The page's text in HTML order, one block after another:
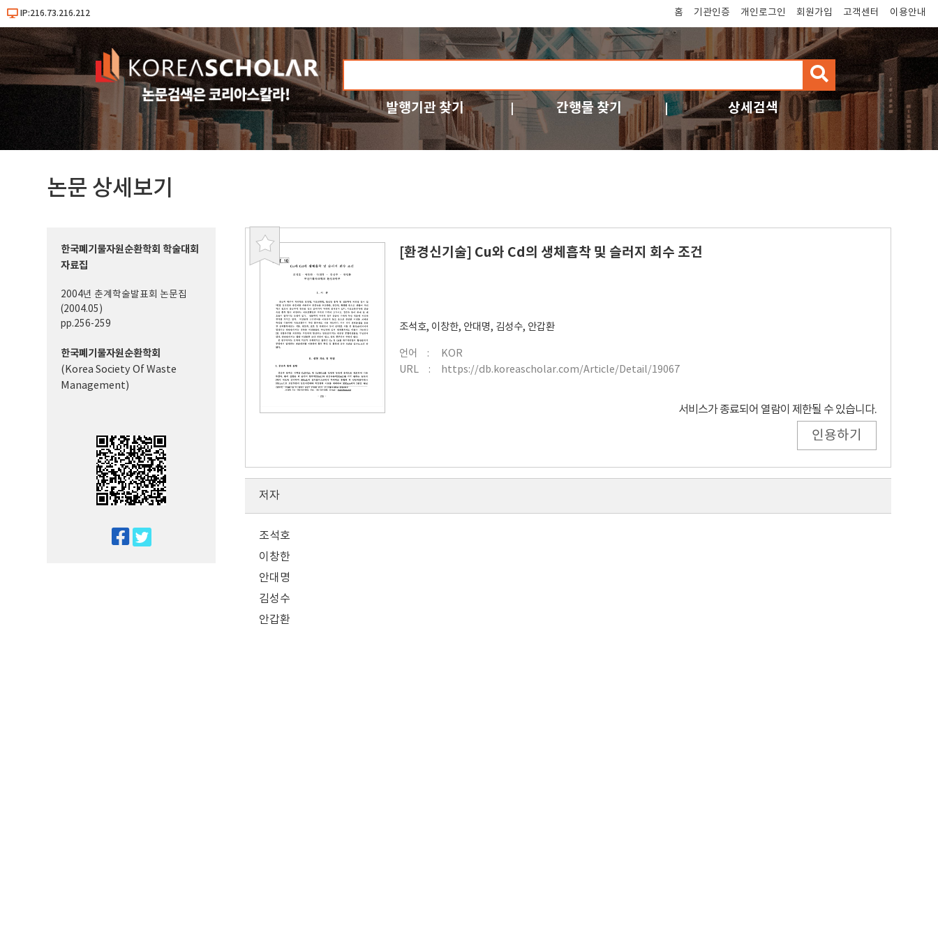
IP:216.73.216.212 홈 기관인증 개인로그인 회원가입 고객센터 이용안내
검
색
발행기관 찾기 간행물 찾기 상세검색
논문 상세보기
북
[환경신기술] Cu와 Cd의 생체흡착 및 슬러지 회수 조건
조석호, 이창한, 안대명, 김성수, 안갑환
언어
KOR
URL
https://db.koreascholar.com/Article/Detail/19067
서비스가 종료되어 열람이 제한될 수 있습니다.
인용하기
한국폐기물자원순환학회 학술대회
자료집
2004년 춘계학술발표회 논문집
(2004.05)
pp.256-259
한국폐기물자원순환학회
(Korea Society Of Waste
Management)
저자
조석호
이창한
안대명
김성수
안갑환